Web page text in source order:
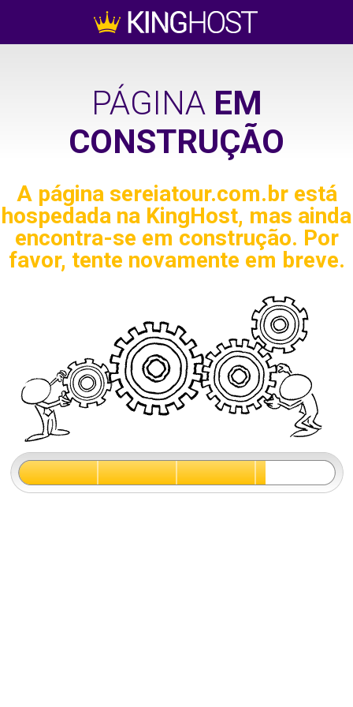
PÁGINA EM
CONSTRUÇÃO
A página sereiatour.com.brestá
hospedada na KingHost, mas ainda
encontra-se em construção. Por
favor, tente novamente em breve.